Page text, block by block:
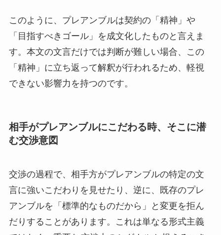
このように、プレアンブルは契約の「精神」や
「目指すべきゴール」を成文化したものと言えま
す。本文の文言だけでは判断が難しい場合、この
「精神」に立ち返って解釈が行われるため、軽視
できない影響力を持つのです。
相手がプレアンブルにこだわる時、そこに潜
む交渉意図
交渉の過程で、相手方がプレアンブルの特定の文
言に強いこだわりを見せたり、逆に、既存のプレ
アンブルを「標準的なものだから」と変更を拒ん
だりすることがあります。これは単なる形式主義